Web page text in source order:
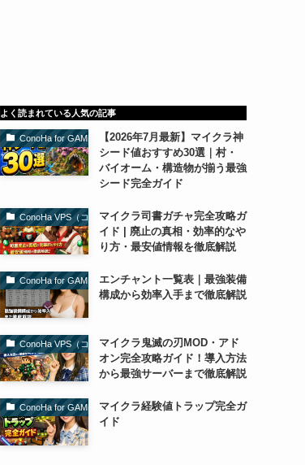
よく読まれている人気の記事
ConoHa for GAME（コノハforゲーム）【2026年7月最新】マイクラ神
シード値おすすめ30選｜村・
バイオーム・構造物が揃う最強
シード完全ガイド
ConoHa VPS（コノハVPS）マイクラ司書ガチャ完全攻略ガ
イド | 廃止の真相・効率的なや
り方・最安値情報を徹底解説
ConoHa for GAME（コノハforゲーム）
エンチャント一覧表｜最強装備
構成から効率入手まで徹底解説
ConoHa VPS（コノハVPS）マイクラ鬼滅の刃MOD・アド
オン完全攻略ガイド！導入方法
から最強サーバーまで徹底解説
ConoHa for GAME（コノハforゲーム）マイクラ経験値トラップ完全ガ
イド